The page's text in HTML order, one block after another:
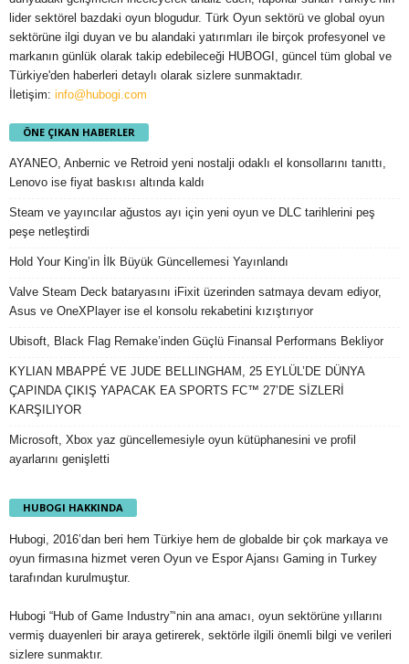
lider sektörel bazdaki oyun blogudur. Türk Oyun sektörü ve global oyun
sektörüne ilgi duyan ve bu alandaki yatırımları ile birçok profesyonel ve
markanın günlük olarak takip edebileceği HUBOGI, güncel tüm global ve
Türkiye'den haberleri detaylı olarak sizlere sunmaktadır.
İletişim: info@hubogi.com
ÖNE ÇIKAN HABERLER
AYANEO, Anbernic ve Retroid yeni nostalji odaklı el konsollarını tanıttı,
Lenovo ise fiyat baskısı altında kaldı
Steam ve yayıncılar ağustos ayı için yeni oyun ve DLC tarihlerini peş
peşe netleştirdi
Hold Your King’in İlk Büyük Güncellemesi Yayınlandı
Valve Steam Deck bataryasını iFixit üzerinden satmaya devam ediyor,
Asus ve OneXPlayer ise el konsolu rekabetini kızıştırıyor
Ubisoft, Black Flag Remake’inden Güçlü Finansal Performans Bekliyor
KYLIAN MBAPPÉ VE JUDE BELLINGHAM, 25 EYLÜL’DE DÜNYA
ÇAPINDA ÇIKIŞ YAPACAK EA SPORTS FC™ 27’DE SİZLERİ
KARŞILIYOR
Microsoft, Xbox yaz güncellemesiyle oyun kütüphanesini ve profil
ayarlarını genişletti
HUBOGI HAKKINDA
Hubogi, 2016’dan beri hem Türkiye hem de globalde bir çok markaya ve
oyun firmasına hizmet veren Oyun ve Espor Ajansı Gaming in Turkey
tarafından kurulmuştur.
Hubogi “Hub of Game Industry”‘nin ana amacı, oyun sektörüne yıllarını
vermiş duayenleri bir araya getirerek, sektörle ilgili önemli bilgi ve verileri
sizlere sunmaktır.